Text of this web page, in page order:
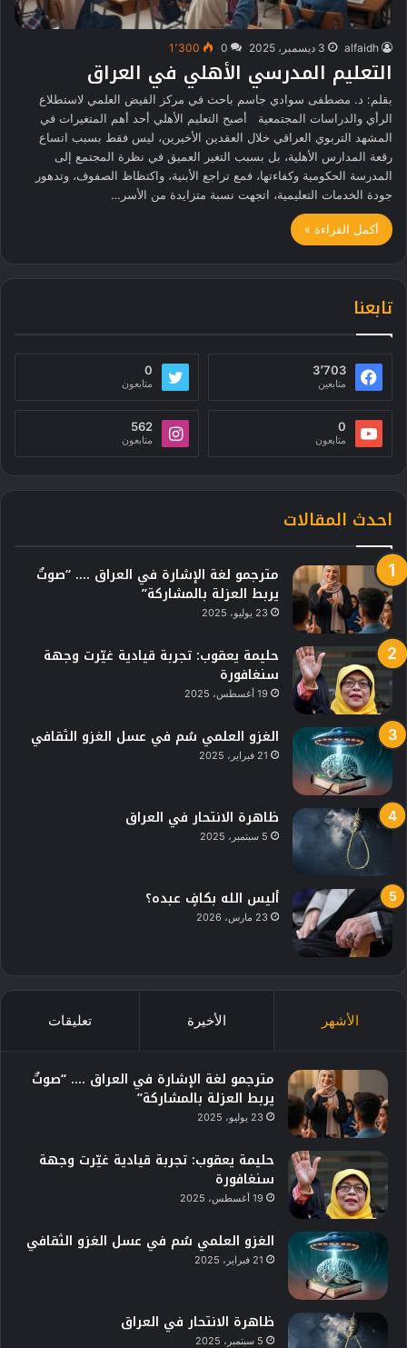
alfaidh 3 ديسمبر، 2025 0 1٬300
التعليم المدرسي الأهلي في العراق
بقلم: د. مصطفى سوادي جاسم باحث في مركز الفيض العلمي لاستطلاع
الرأي والدراسات المجتمعية أصبح التعليم الأهلي أحد أهم المتغيرات في
المشهد التربوي العراقي خلال العقدين الأخيرين، ليس فقط بسبب اتساع
رقعة المدارس الأهلية، بل بسبب التغير العميق في نظرة المجتمع إلى
المدرسة الحكومية وكفاءتها، فمع تراجع الأبنية، واكتظاظ الصفوف، وتدهور
جودة الخدمات التعليمية، اتجهت نسبة متزايدة من الأسر…
أكمل القراءة »
تابعنا
3٬703
متابعين
0
متابعون
0
متابعون
562
متابعون
احدث المقالات
مترجمو لغة الإشارة في العراق …. “صوتٌ
يربط العزلة بالمشاركة”
23 يوليو، 2025
حليمة يعقوب: تجربة قيادية غيّرت وجهة
سنغافورة
19 أغسطس، 2025
الغزو العلمي سُم في عسل الغزو الثقافي
21 فبراير، 2025
ظاهرة الانتحار في العراق
5 سبتمبر، 2025
أليس الله بكافٍ عبده؟
23 مارس، 2026
الأشهر الأخيرة تعليقات
مترجمو لغة الإشارة في العراق …. “صوتٌ
يربط العزلة بالمشاركة”
23 يوليو، 2025
حليمة يعقوب: تجربة قيادية غيّرت وجهة
سنغافورة
19 أغسطس، 2025
الغزو العلمي سُم في عسل الغزو الثقافي
21 فبراير، 2025
ظاهرة الانتحار في العراق
5 سبتمبر، 2025